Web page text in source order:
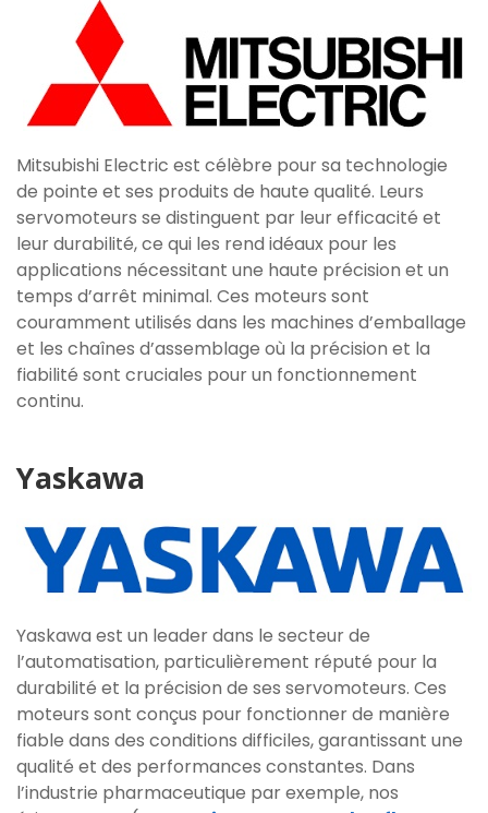
Mitsubishi Electric est célèbre pour sa technologie
de pointe et ses produits de haute qualité. Leurs
servomoteurs se distinguent par leur efficacité et
leur durabilité, ce qui les rend idéaux pour les
applications nécessitant une haute précision et un
temps d’arrêt minimal. Ces moteurs sont
couramment utilisés dans les machines d’emballage
et les chaînes d’assemblage où la précision et la
fiabilité sont cruciales pour un fonctionnement
continu.
Yaskawa
Yaskawa est un leader dans le secteur de
l’automatisation, particulièrement réputé pour la
durabilité et la précision de ses servomoteurs. Ces
moteurs sont conçus pour fonctionner de manière
fiable dans des conditions difficiles, garantissant une
qualité et des performances constantes. Dans
l’industrie pharmaceutique par exemple, nos